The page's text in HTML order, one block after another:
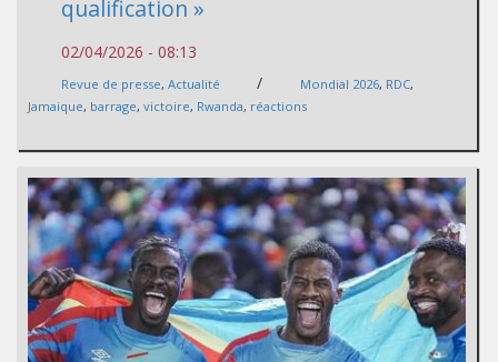
qualification »
02/04/2026 - 08:13
Revue de presse, Actualité / Mondial 2026, RDC,
Jamaique, barrage, victoire, Rwanda, réactions